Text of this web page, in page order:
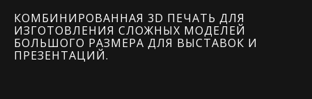
КОМБИНИРОВАННАЯ 3D ПЕЧАТЬ ДЛЯ
ИЗГОТОВЛЕНИЯ СЛОЖНЫХ МОДЕЛЕЙ
БОЛЬШОГО РАЗМЕРА ДЛЯ ВЫСТАВОК И
ПРЕЗЕНТАЦИЙ.